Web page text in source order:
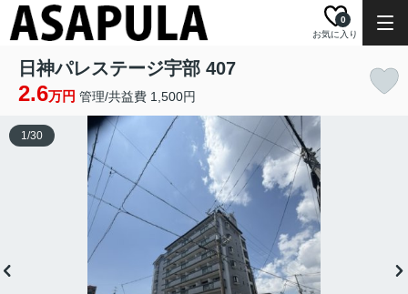
お気に入り
0
日神パレステージ宇部 407
2.6万円 管理/共益費 1,500円
1/30